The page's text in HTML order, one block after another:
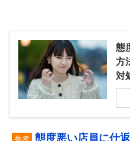
態
方
対
参考 態度悪い店員に仕